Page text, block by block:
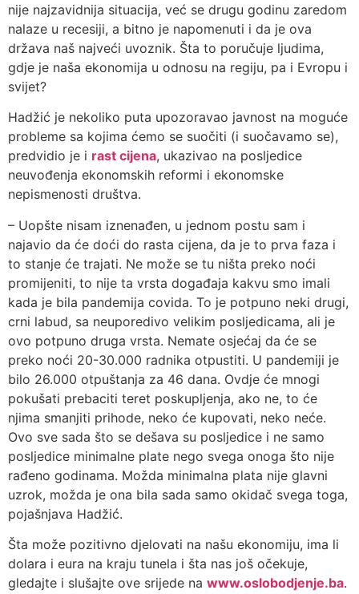
nije najzavidnija situacija, već se drugu godinu zaredom
nalaze u recesiji, a bitno je napomenuti i da je ova
država naš najveći uvoznik. Šta to poručuje ljudima,
gdje je naša ekonomija u odnosu na regiju, pa i Evropu i
svijet?
Hadžić je nekoliko puta upozoravao javnost na moguće
probleme sa kojima ćemo se suočiti (i suočavamo se),
predvidio je i rast cijena, ukazivao na posljedice
neuvođenja ekonomskih reformi i ekonomske
nepismenosti društva.
– Uopšte nisam iznenađen, u jednom postu sam i
najavio da će doći do rasta cijena, da je to prva faza i
to stanje će trajati. Ne može se tu ništa preko noći
promijeniti, to nije ta vrsta događaja kakvu smo imali
kada je bila pandemija covida. To je potpuno neki drugi,
crni labud, sa neuporedivo velikim posljedicama, ali je
ovo potpuno druga vrsta. Nemate osjećaj da će se
preko noći 20-30.000 radnika otpustiti. U pandemiji je
bilo 26.000 otpuštanja za 46 dana. Ovdje će mnogi
pokušati prebaciti teret poskupljenja, ako ne, to će
njima smanjiti prihode, neko će kupovati, neko neće.
Ovo sve sada što se dešava su posljedice i ne samo
posljedice minimalne plate nego svega onoga što nije
rađeno godinama. Možda minimalna plata nije glavni
uzrok, možda je ona bila sada samo okidač svega toga,
pojašnjava Hadžić.
Šta može pozitivno djelovati na našu ekonomiju, ima li
dolara i eura na kraju tunela i šta nas još očekuje,
gledajte i slušajte ove srijede na www.oslobodjenje.ba.